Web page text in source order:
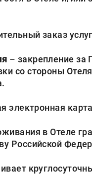
заказ
– закрепление за
со стороны
электронная
в Отеле
Российской